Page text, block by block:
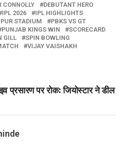
CONNOLLY
DEBUTANT HERO
IPL 2026
IPL HIGHLIGHTS
STADIUM
PBKS VS GT
PUNJAB KINGS WIN
SCORECARD
GILL
SPIN BOWLING
VIJAY VAISHAKH
प्रसारण पर रोक: जियोस्टार ने डील